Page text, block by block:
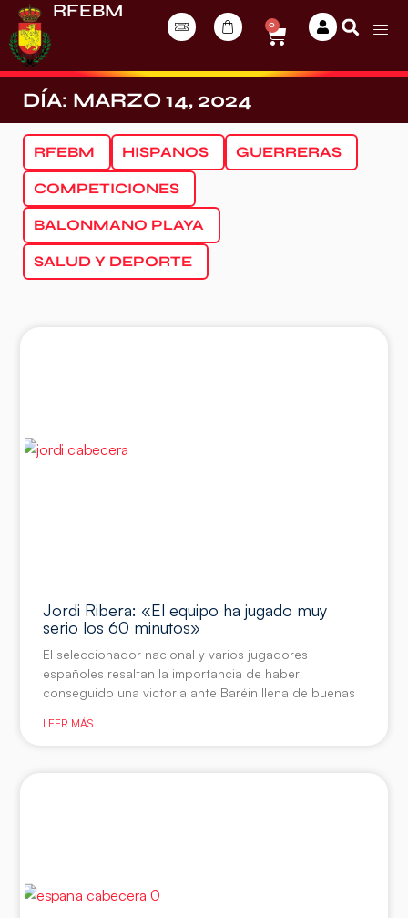
RFEBM
0
DÍA: MARZO 14, 2024
RFEBM HISPANOS GUERRERAS
COMPETICIONES
BALONMANO PLAYA
SALUD Y DEPORTE
Jordi Ribera: «El equipo ha jugado muy
serio los 60 minutos»
El seleccionador nacional y varios jugadores
españoles resaltan la importancia de haber
conseguido una victoria ante Baréin llena de buenas
LEER MÁS